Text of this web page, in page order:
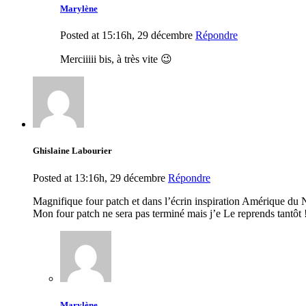
Marylène
Posted at 15:16h, 29 décembre Répondre
Merciiiii bis, à très vite 😉
Ghislaine Labourier
Posted at 13:16h, 29 décembre Répondre
Magnifique four patch et dans l’écrin inspiration Amérique du
Mon four patch ne sera pas terminé mais j’e Le reprends tantôt !